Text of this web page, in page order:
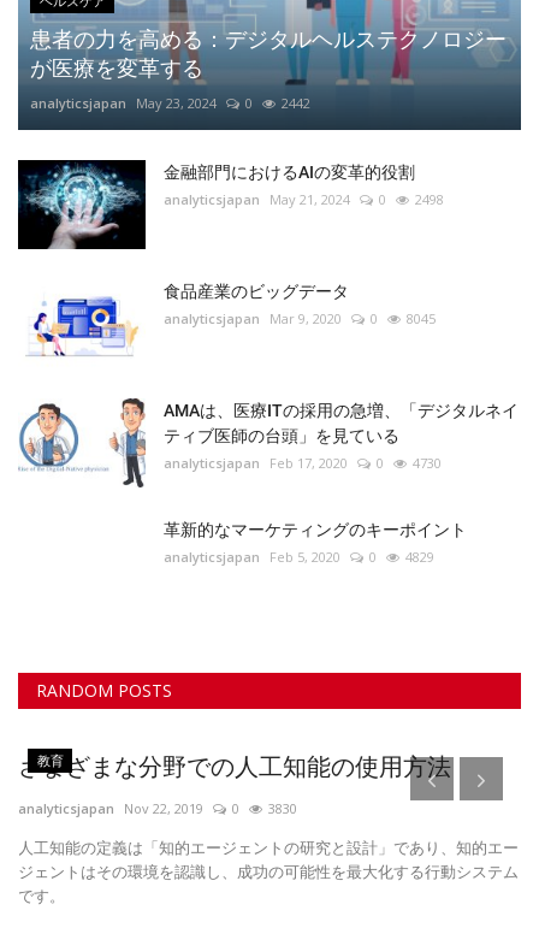
患者の力を高める：デジタルヘルステクノロジー
が医療を変革する
analyticsjapan May 23, 2024 0 2442
金融部門におけるAIの変革的役割
analyticsjapan May 21, 2024 0 2498
食品産業のビッグデータ
analyticsjapan Mar 9, 2020 0 8045
AMAは、医療ITの採用の急増、「デジタルネイ
ティブ医師の台頭」を見ている
analyticsjapan Feb 17, 2020 0 4730
革新的なマーケティングのキーポイント
analyticsjapan Feb 5, 2020 0 4829
RANDOM POSTS
教育
さまざまな分野での人工知能の使用方法
analyticsjapan Nov 22, 2019 0 3830
人工知能の定義は「知的エージェントの研究と設計」であり、知的エー
ジェントはその環境を認識し、成功の可能性を最大化する行動システム
です。